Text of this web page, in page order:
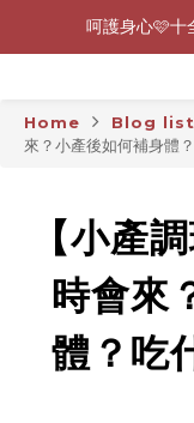
0805-
呵護身心🩷
生理
0805-
Home Blog
來？小產後如何補身體
【小產
時會來
體？吃